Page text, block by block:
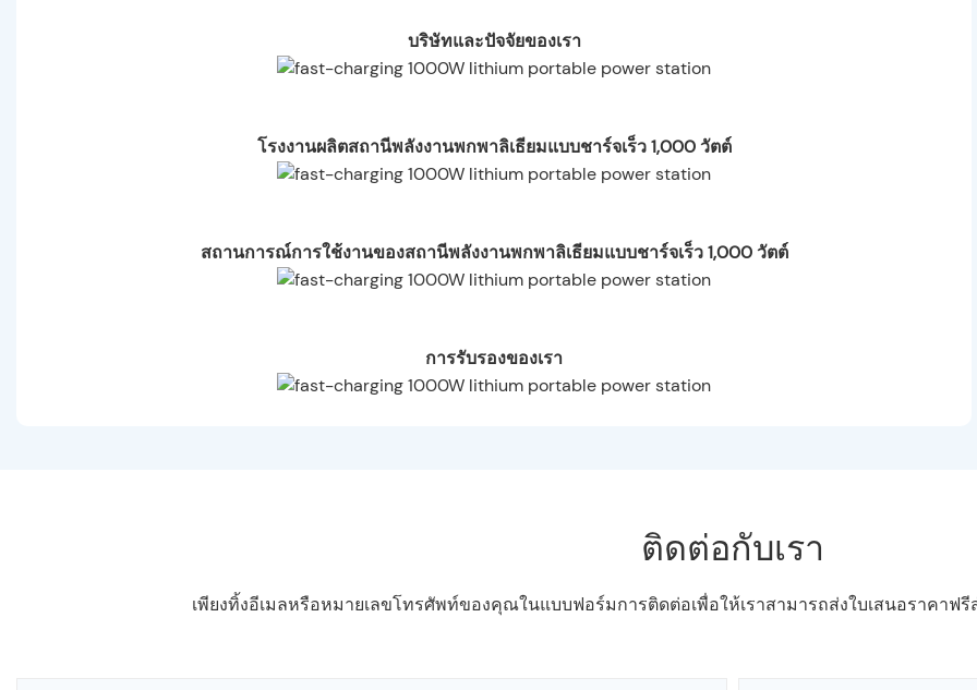
บริษัทและปัจจัยของเรา
โรงงานผลิตสถานีพลังงานพกพาลิเธียมแบบชาร์จเร็ว 1,000 วัตต์
สถานการณ์การใช้งานของสถานีพลังงานพกพาลิเธียมแบบชาร์จเร็ว 1,000 วัตต์
การรับรองของเรา
ติดต่อกับเรา
เพียงทิ้งอีเมลหรือหมายเลขโทรศัพท์ของคุณในแบบฟอร์มการติดต่อเพื่อให้เราสามารถส่งใบเสนอราคาฟ